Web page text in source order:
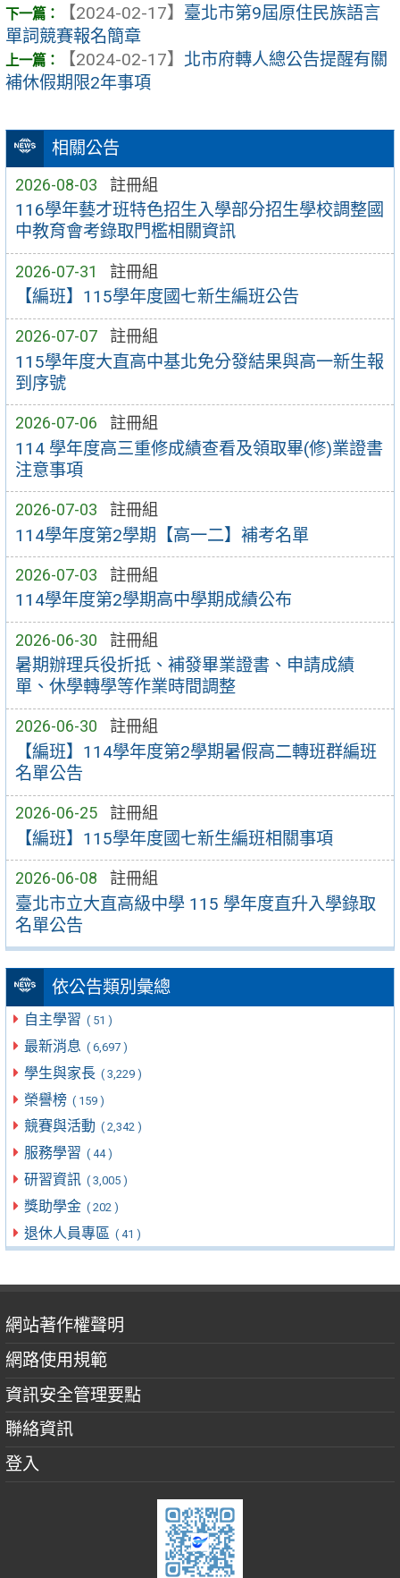
相關公告
2026-08-03 註冊組
116學年藝才班特色招生入學部分招生學校調整國
中教育會考錄取門檻相關資訊
2026-07-31 註冊組
【編班】115學年度國七新生編班公告
2026-07-07 註冊組
115學年度大直高中基北免分發結果與高一新生報
到序號
2026-07-06 註冊組
114 學年度高三重修成績查看及領取畢(修)業證書
注意事項
2026-07-03 註冊組
114學年度第2學期【高一二】補考名單
2026-07-03 註冊組
114學年度第2學期高中學期成績公布
2026-06-30 註冊組
暑期辦理兵役折抵、補發畢業證書、申請成績
單、休學轉學等作業時間調整
2026-06-30 註冊組
【編班】114學年度第2學期暑假高二轉班群編班
名單公告
2026-06-25 註冊組
【編班】115學年度國七新生編班相關事項
2026-06-08 註冊組
臺北市立大直高級中學 115 學年度直升入學錄取
名單公告
依公告類別彙總
自主學習 ( 51 )
最新消息 ( 6,697 )
學生與家長 ( 3,229 )
榮譽榜 ( 159 )
競賽與活動 ( 2,342 )
服務學習 ( 44 )
研習資訊 ( 3,005 )
獎助學金 ( 202 )
退休人員專區 ( 41 )
【2024-02-17】 臺北市第9屆原住民族語言
單詞競賽報名簡章
【2024-02-17】 北市府轉人總公告提醒有關
補休假期限2年事項
網站著作權聲明
網路使用規範
資訊安全管理要點
聯絡資訊
登入